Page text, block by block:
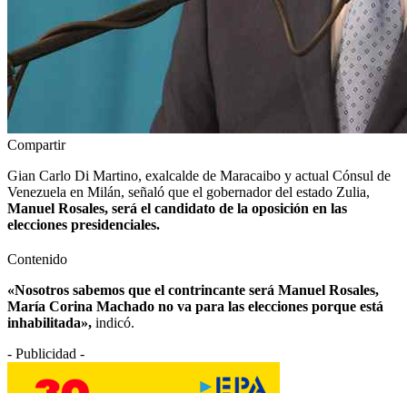
Compartir
Gian Carlo Di Martino, exalcalde de Maracaibo y actual Cónsul de
Venezuela en Milán, señaló que el gobernador del estado Zulia,
Manuel Rosales, será el candidato de la oposición en las
elecciones presidenciales.
Contenido
«Nosotros sabemos que el contrincante será Manuel Rosales,
María Corina Machado no va para las elecciones porque está
inhabilitada», indicó.
- Publicidad -